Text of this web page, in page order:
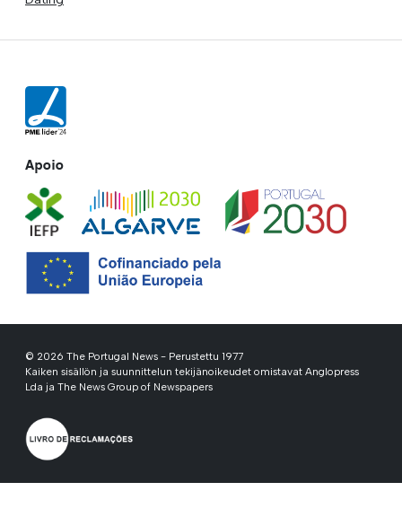
Apoio
© 2026 The Portugal News - Perustettu 1977
Kaiken sisällön ja suunnittelun tekijänoikeudet omistavat Anglopress
Lda ja The News Group of Newspapers